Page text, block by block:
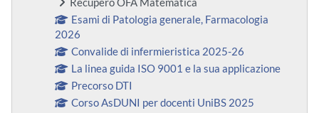
Recupero OFA Matematica
Esami di Patologia generale, Farmacologia
2026
Convalide di infermieristica 2025-26
La linea guida ISO 9001 e la sua applicazione
Precorso DTI
Corso AsDUNI per docenti UniBS 2025